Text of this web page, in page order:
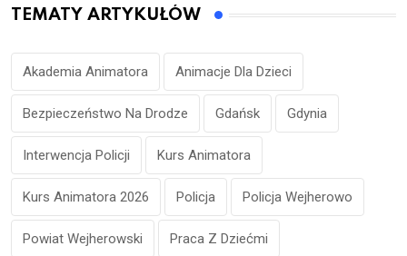
TEMATY ARTYKUŁÓW
Akademia Animatora Animacje Dla Dzieci
Bezpieczeństwo Na Drodze Gdańsk Gdynia
Interwencja Policji Kurs Animatora
Kurs Animatora 2026 Policja Policja Wejherowo
Powiat Wejherowski Praca Z Dziećmi